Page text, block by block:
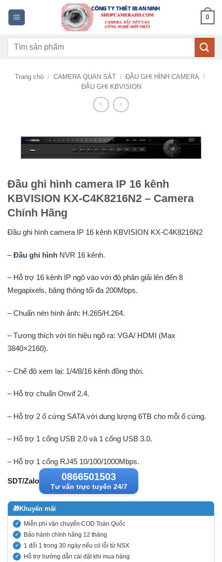
dung
0
Tìm
Trang chủ / CAMERA QUAN SÁT / ĐẦU GHI HÌNH CAMERA /
ĐẦU GHI KBVISION
Đầu ghi hình camera IP 16 kênh
KBVISION KX-C4K8216N2 – Camera
Chính Hãng
Đầu ghi hình camera IP 16 kênh KBVISION KX-C4K8216N2
–Đầu ghi hình NVR 16 kênh.
– Hỗ trợ 16 kênh IP ngõ vào với độ phân giải lên đến 8
Megapixels, băng thông tối đa 200Mbps.
– Chuẩn nén hình ảnh: H.265/H.264.
– Tương thích với tín hiệu ngõ ra: VGA/ HDMI (Max
3840×2160).
– Chế độ xem lại: 1/4/8/16 kênh đồng thời.
– Hỗ trợ chuẩn Onvif 2.4.
– Hỗ trợ 2 ổ cứng SATA với dung lượng 6TB cho mỗi ổ cứng.
– Hỗ trợ 1 cổng USB 2.0 và 1 cổng USB 3.0.
– Hỗ trợ 1 cổng RJ45 10/100/1000Mbps.
SDT/Zalo 0866501503
Tư vấn trực tuyến 24/7
🎁Khuyến mãi
Miễn phí vận chuyển COD Toàn Quốc
Bảo hành chính hãng 12 tháng
1 đổi 1 trong 30 ngày nếu có lỗi từ NSX
Hỗ trợ hướng dẫn cài đặt khi mua hàng